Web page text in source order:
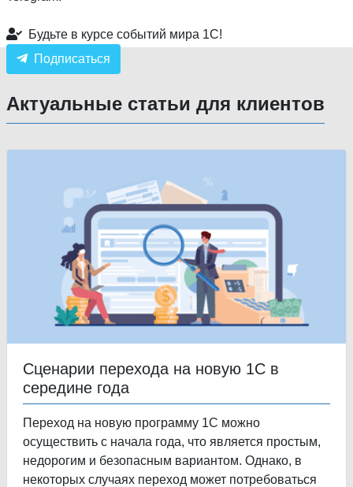
Будьте в курсе событий мира 1С!
Подписаться
Актуальные статьи для клиентов
Сценарии перехода на новую 1С в
середине года
Переход на новую программу 1С можно
осуществить с начала года, что является простым,
недорогим и безопасным вариантом. Однако, в
некоторых случаях переход может потребоваться